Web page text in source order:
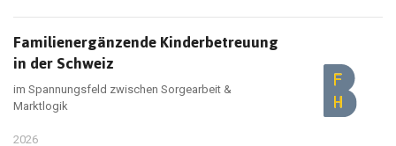
Familienergänzende Kinderbetreuung
in der Schweiz
im Spannungsfeld zwischen Sorgearbeit &
Marktlogik
2026